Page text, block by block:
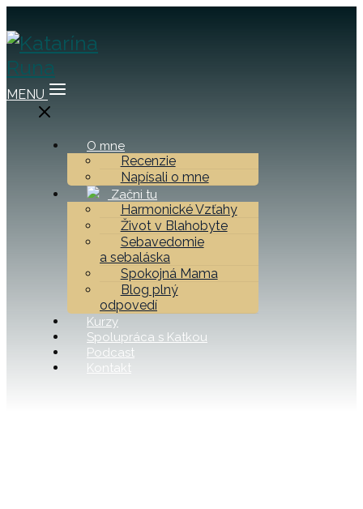
MENU
O mne
Recenzie
Napísali o mne
Začni tu
Harmonické Vzťahy
Život v Blahobyte
Sebavedomie
a sebaláska
Spokojná Mama
Blog plný
odpovedí
Kurzy
Spolupráca s Katkou
Podcast
Kontakt